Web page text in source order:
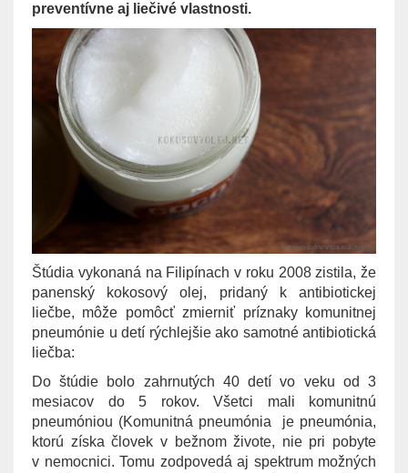
preventívne aj liečivé vlastnosti.
Štúdia vykonaná na Filipínach v roku 2008 zistila, že
panenský kokosový olej, pridaný k antibiotickej
liečbe, môže pomôcť zmierniť príznaky komunitnej
pneumónie u detí rýchlejšie ako samotné antibiotická
liečba:
Do štúdie bolo zahrnutých 40 detí vo veku od 3
mesiacov do 5 rokov. Všetci mali komunitnú
pneumóniou (Komunitná pneumónia je pneumónia,
ktorú získa človek v bežnom živote, nie pri pobyte
v nemocnici. Tomu zodpovedá aj spektrum možných